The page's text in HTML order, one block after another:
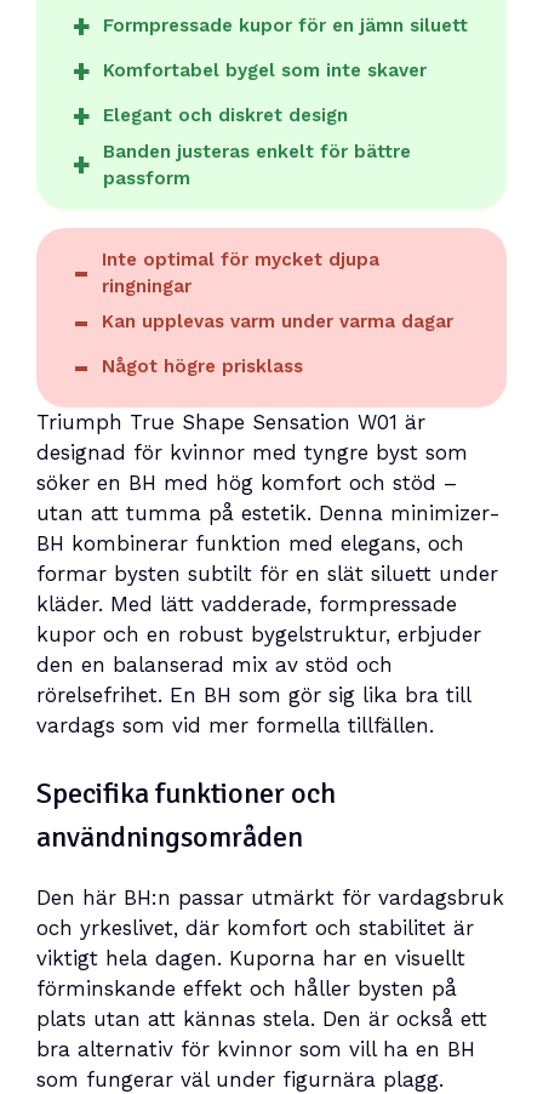
Formpressade kupor för en jämn siluett
Komfortabel bygel som inte skaver
Elegant och diskret design
Banden justeras enkelt för bättre
passform
Inte optimal för mycket djupa
ringningar
Kan upplevas varm under varma dagar
Något högre prisklass
Triumph True Shape Sensation W01 är
designad för kvinnor med tyngre byst som
söker en BH med hög komfort och stöd –
utan att tumma på estetik. Denna minimizer-
BH kombinerar funktion med elegans, och
formar bysten subtilt för en slät siluett under
kläder. Med lätt vadderade, formpressade
kupor och en robust bygelstruktur, erbjuder
den en balanserad mix av stöd och
rörelsefrihet. En BH som gör sig lika bra till
vardags som vid mer formella tillfällen.
Specifika funktioner och
användningsområden
Den här BH:n passar utmärkt för vardagsbruk
och yrkeslivet, där komfort och stabilitet är
viktigt hela dagen. Kuporna har en visuellt
förminskande effekt och håller bysten på
plats utan att kännas stela. Den är också ett
bra alternativ för kvinnor som vill ha en BH
som fungerar väl under figurnära plagg.